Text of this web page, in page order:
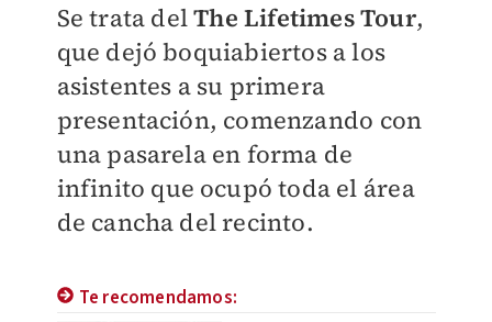
Se trata delThe Lifetimes Tour,
que dejó boquiabiertos a los
asistentes a su primera
presentación, comenzando con
una pasarela en forma de
infinito que ocupó toda el área
de cancha del recinto.
Te recomendamos: